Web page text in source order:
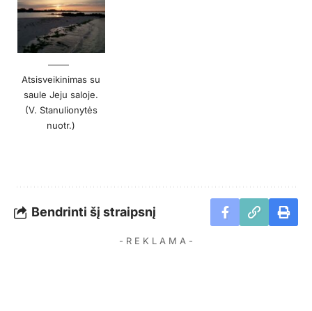
Atsisveikinimas su
saule Jeju saloje.
(V. Stanulionytės
nuotr.)
Bendrinti šį straipsnį
- R E K L A M A -